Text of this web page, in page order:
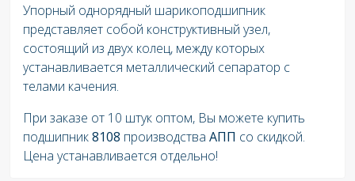
Упорный однорядный шарикоподшипник
представляет собой конструктивный узел,
состоящий из двух колец, между которых
устанавливается металлический сепаратор с
телами качения.
При заказе от 10 штук оптом, Вы можете купить
подшипник8108 производства АПП со скидкой.
Цена устанавливается отдельно!